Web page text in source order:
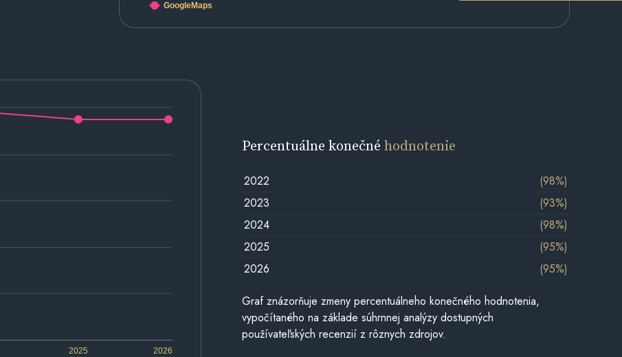
GoogleMaps
2025 2026
Percentuálne konečnéhodnotenie
2022
(98%)
2023
(93%)
2024
(98%)
2025
(95%)
2026
(95%)
Graf znázorňuje zmeny percentuálneho konečného hodnotenia,
vypočítaného na základe súhrnnej analýzy dostupných
používateľských recenzií z rôznych zdrojov.